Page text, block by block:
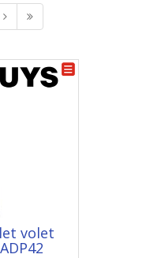
volet